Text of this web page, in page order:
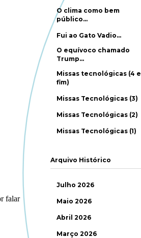
O clima como bem
público…
Fui ao Gato Vadio…
O equívoco chamado
Trump…
Missas tecnológicas (4 e
fim)
Missas Tecnológicas (3)
Missas Tecnológicas (2)
Missas Tecnológicas (1)
Arquivo Histórico
Julho 2026
Maio 2026
Abril 2026
Março 2026